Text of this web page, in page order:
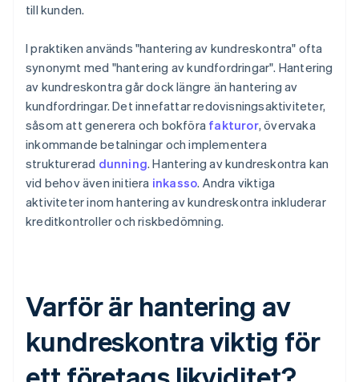
till kunden.
I praktiken används "hantering av kundreskontra" ofta
synonymt med "hantering av kundfordringar". Hantering
av kundreskontra går dock längre än hantering av
kundfordringar. Det innefattar redovisningsaktiviteter,
såsom att generera och bokföra fakturor, övervaka
inkommande betalningar och implementera
strukturerad dunning. Hantering av kundreskontra kan
vid behov även initiera inkasso. Andra viktiga
aktiviteter inom hantering av kundreskontra inkluderar
kreditkontroller och riskbedömning.
Varför är hantering av
kundreskontra viktig för